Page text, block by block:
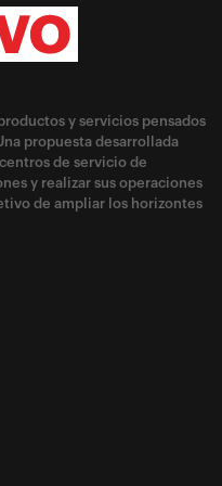
y servicios pensados
propuesta desarrollada
de servicio de
y realizar sus operaciones
de ampliar los horizontes